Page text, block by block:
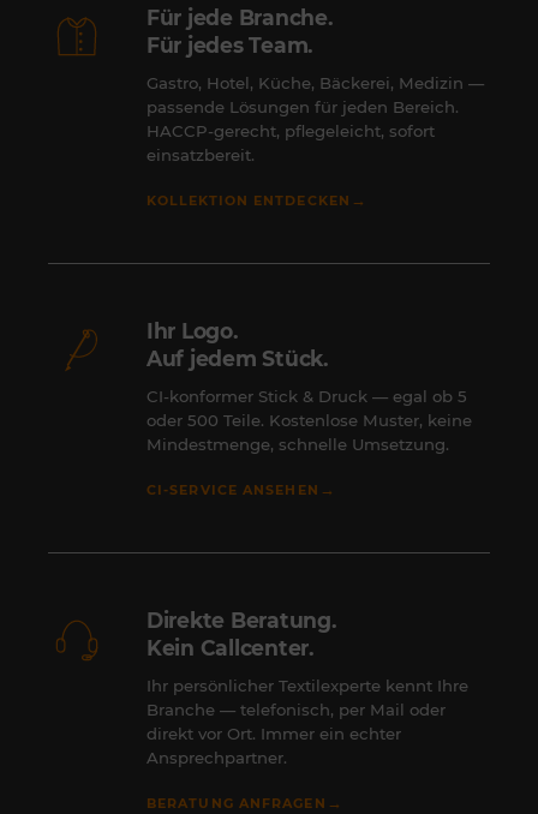
Für jede Branche.
Für jedes Team.
Gastro, Hotel, Küche, Bäckerei, Medizin —
passende Lösungen für jeden Bereich.
HACCP-gerecht, pflegeleicht, sofort
einsatzbereit.
KOLLEKTION ENTDECKEN →
Ihr Logo.
Auf jedem Stück.
CI-konformer Stick & Druck — egal ob 5
oder 500 Teile. Kostenlose Muster, keine
Mindestmenge, schnelle Umsetzung.
CI-SERVICE ANSEHEN →
Direkte Beratung.
Kein Callcenter.
Ihr persönlicher Textilexperte kennt Ihre
Branche — telefonisch, per Mail oder
direkt vor Ort. Immer ein echter
Ansprechpartner.
BERATUNG ANFRAGEN →